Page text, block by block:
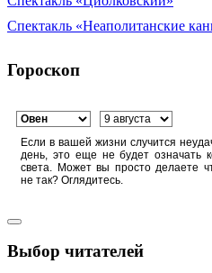
Спектакль «Неаполитанские
Гороскоп
Если в вашей жизни случится
день, это еще не будет означать
света. Может вы просто делаете
не так? Оглядитесь.
Выбор читателей